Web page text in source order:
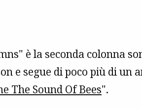
è la seconda colonna
e segue di poco più di un
The Sound Of Bees".